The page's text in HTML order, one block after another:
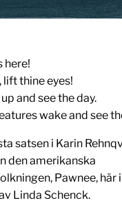
here!
lift thine eyes!
and see the day.
wake and see
satsen i Karin
den amerikanska
Pawnee, här
Linda Schenck.